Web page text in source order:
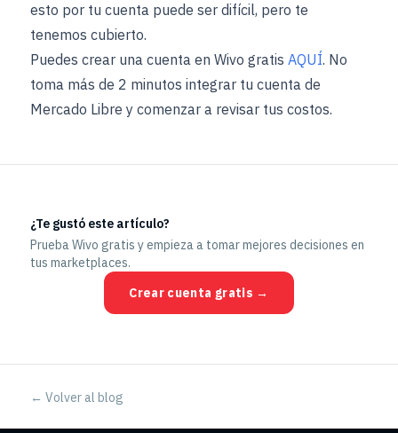
esto por tu cuenta puede ser difícil, pero te
tenemos cubierto.
Puedes crear una cuenta en Wivo gratis AQUÍ. No
toma más de 2 minutos integrar tu cuenta de
Mercado Libre y comenzar a revisar tus costos.
¿Te gustó este artículo?
Prueba Wivo gratis y empieza a tomar mejores decisiones en
tus marketplaces.
Crear cuenta gratis →
← Volver al blog